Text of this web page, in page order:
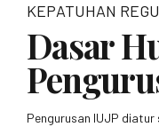
KEPATUHAN
Dasar
Pengurusan IUJP